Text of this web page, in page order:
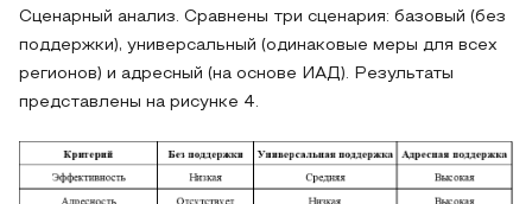
Сценарный анализ. Сравнены три сценария: базовый (без
поддержки), универсальный (одинаковые меры для всех
регионов) и адресный (на основе ИАД). Результаты
представлены на рисунке 4.